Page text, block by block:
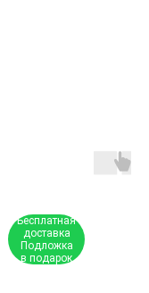
Бесплатная
доставка
Подложка
в подарок